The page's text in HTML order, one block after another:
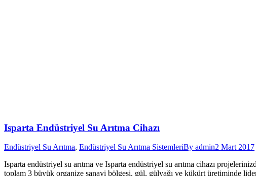
Isparta Endüstriyel Su Arıtma Cihazı
Endüstriyel Su Arıtma, Endüstriyel Su Arıtma SistemleriBy admin2 Mart 2017
Isparta endüstriyel su arıtma ve Isparta endüstriyel su arıtma cihazı
toplam 3 büyük organize sanayi bölgesi, gül, gülyağı ve kükürt üretiminde